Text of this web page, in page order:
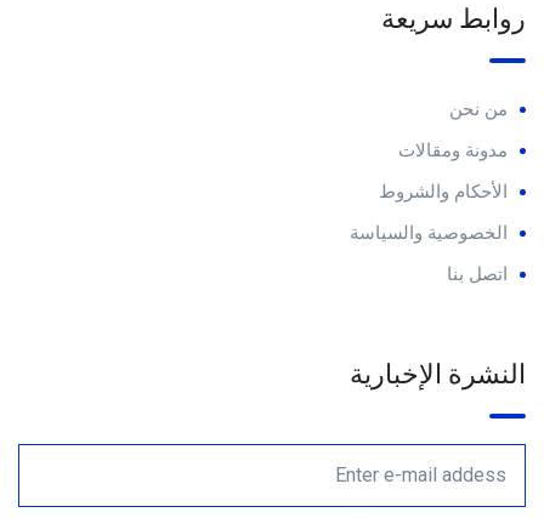
روابط سريعة
من نحن
مدونة ومقالات
الأحكام والشروط
الخصوصية والسياسة
اتصل بنا
النشرة الإخبارية